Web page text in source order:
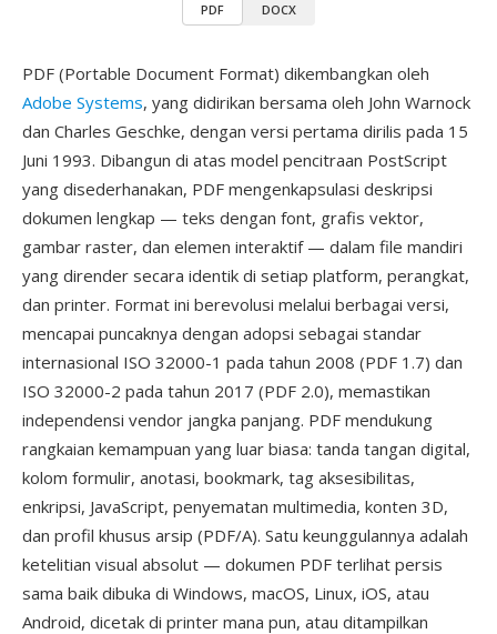
PDF DOCX
PDF (Portable Document Format) dikembangkan oleh
Adobe Systems, yang didirikan bersama oleh John Warnock
dan Charles Geschke, dengan versi pertama dirilis pada 15
Juni 1993. Dibangun di atas model pencitraan PostScript
yang disederhanakan, PDF mengenkapsulasi deskripsi
dokumen lengkap — teks dengan font, grafis vektor,
gambar raster, dan elemen interaktif — dalam file mandiri
yang dirender secara identik di setiap platform, perangkat,
dan printer. Format ini berevolusi melalui berbagai versi,
mencapai puncaknya dengan adopsi sebagai standar
internasional ISO 32000-1 pada tahun 2008 (PDF 1.7) dan
ISO 32000-2 pada tahun 2017 (PDF 2.0), memastikan
independensi vendor jangka panjang. PDF mendukung
rangkaian kemampuan yang luar biasa: tanda tangan digital,
kolom formulir, anotasi, bookmark, tag aksesibilitas,
enkripsi, JavaScript, penyematan multimedia, konten 3D,
dan profil khusus arsip (PDF/A). Satu keunggulannya adalah
ketelitian visual absolut — dokumen PDF terlihat persis
sama baik dibuka di Windows, macOS, Linux, iOS, atau
Android, dicetak di printer mana pun, atau ditampilkan